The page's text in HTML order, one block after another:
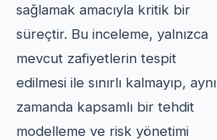
sağlamak amacıyla kritik bir
süreçtir. Bu inceleme, yalnızca
mevcut zafiyetlerin tespit
edilmesi ile sınırlı kalmayıp, aynı
zamanda kapsamlı bir tehdit
modelleme ve risk yönetimi